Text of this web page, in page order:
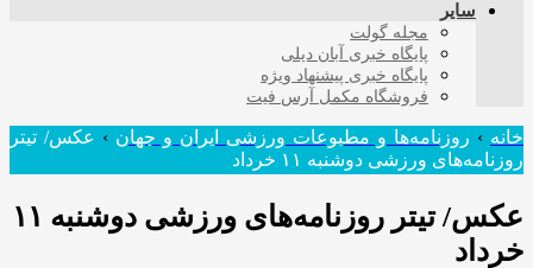
سایر
مجله گولت
پایگاه خبری آبان دیلی
پایگاه خبری پیشنهاد ویژه
فروشگاه مکمل آرس فیت
خانه › روزنامه‌ها و مطبوعات ورزشی ایران و جهان › عکس/ تیتر
روزنامه‌های ورزشی دوشنبه ۱۱ خرداد
عکس/ تیتر روزنامه‌های ورزشی دوشنبه ۱۱
خرداد